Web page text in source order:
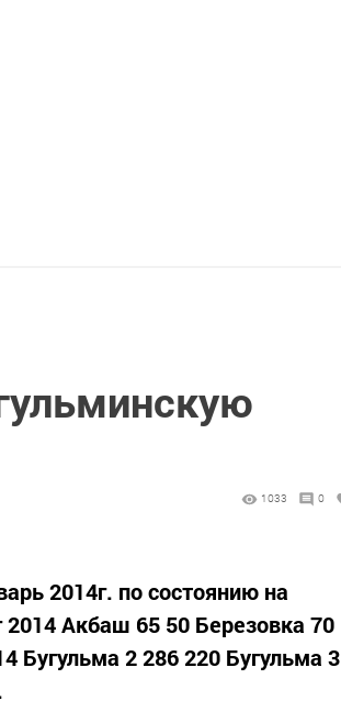
1033 0
2014г. по состоянию на
Акбаш 65 50 Березовка 70
Бугульма 2 286 220 Бугульма 3